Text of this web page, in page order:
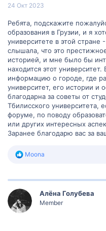
24 Окт 2023
Ребята, подскажите
образования в Грузии, и я
университете в этой стране
слышала, что это
историей, и мне было бы
находится этот
информацию о городе, где
университет, его истории и
благодарна за советы от
Тбилисского университета,
форуме, по поводу
или других интересных
Заранее благодарю вас за
Р
к
и
и
:
Moona
Алëна Голубева
Member